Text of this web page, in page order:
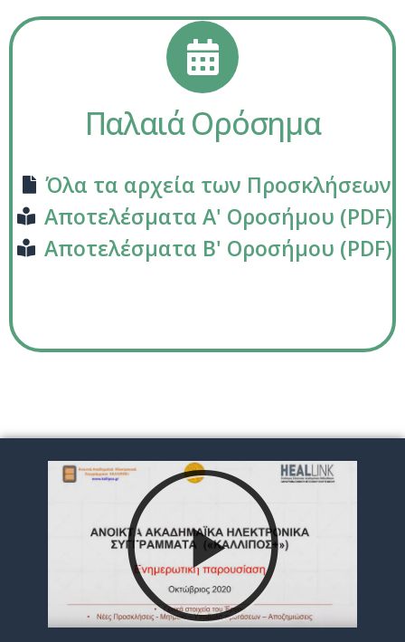
Παλαιά Ορόσημα
Όλα τα αρχεία των Προσκλήσεων
Αποτελέσματα Α' Οροσήμου (PDF)
Αποτελέσματα Β' Οροσήμου (PDF)